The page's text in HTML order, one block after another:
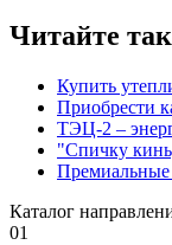
Читайте
Купить
Приобрести
ТЭЦ-2 –
"Спичку
Премиальные
Каталог
01